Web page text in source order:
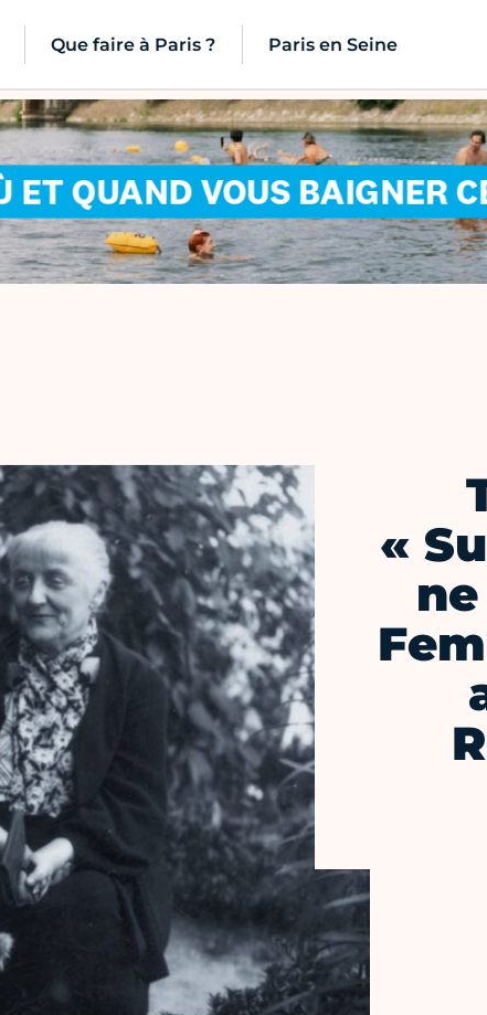
Que faire à Paris ? Paris en Seine
«